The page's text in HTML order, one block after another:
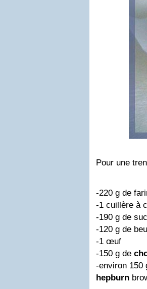
Pour une
-220 g de
-1 cuillère à
-190 g de
-120 g de
-1 œuf
-150 g de
-environ 150
hepburn